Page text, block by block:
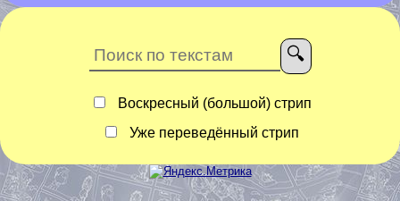
Воскресный (большой) стрип
Уже переведённый стрип